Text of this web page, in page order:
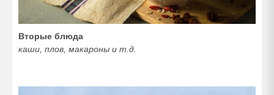
Вторые блюда
каши, плов, макароны и т.д.